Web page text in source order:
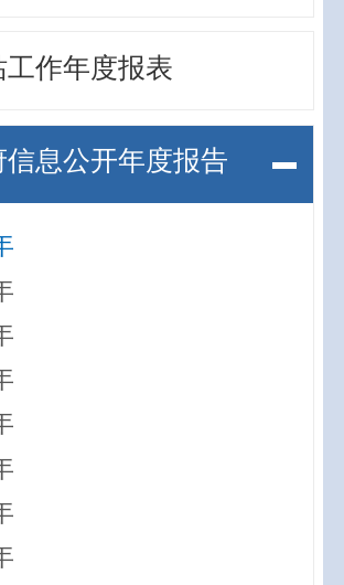
工作年度报表
信息公开年度报告